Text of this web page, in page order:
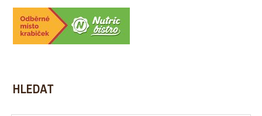
HLEDAT